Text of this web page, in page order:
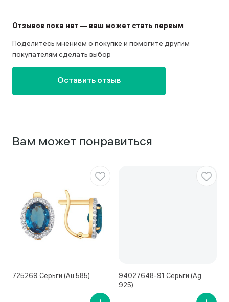
Отзывов пока нет — ваш может стать первым
Поделитесь мнением о покупке и помогите другим
покупателям сделать выбор
Оставить отзыв
Вам может понравиться
725269 Серьги (Au 585)
94027648-91 Серьги (Ag
925)